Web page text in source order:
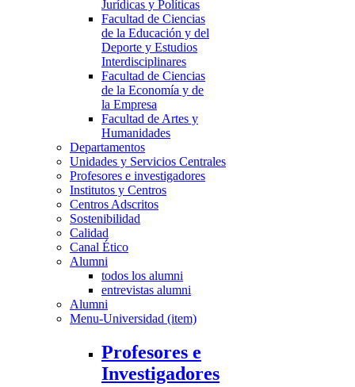
Jurídicas y Políticas
Facultad de Ciencias
de la Educación y del
Deporte y Estudios
Interdisciplinares
Facultad de Ciencias
de la Economía y de
la Empresa
Facultad de Artes y
Humanidades
Departamentos
Unidades y Servicios Centrales
Profesores e investigadores
Institutos y Centros
Centros Adscritos
Sostenibilidad
Calidad
Canal Ético
Alumni
todos los alumni
entrevistas alumni
Alumni
Menu-Universidad (item)
Profesores e
Investigadores